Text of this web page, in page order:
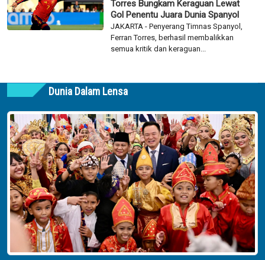
Torres Bungkam Keraguan Lewat
Gol Penentu Juara Dunia Spanyol
JAKARTA - Penyerang Timnas Spanyol,
Ferran Torres, berhasil membalikkan
semua kritik dan keraguan...
Dunia Dalam Lensa